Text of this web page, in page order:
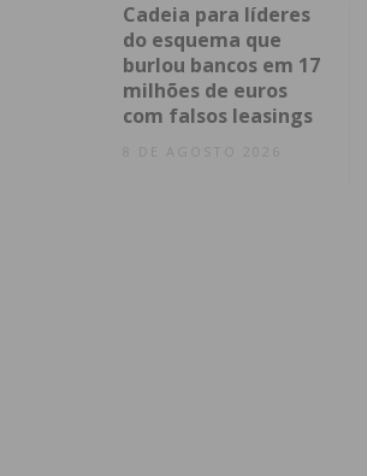
Cadeia para líderes
do esquema que
burlou bancos em 17
milhões de euros
com falsos leasings
8 DE AGOSTO 2026